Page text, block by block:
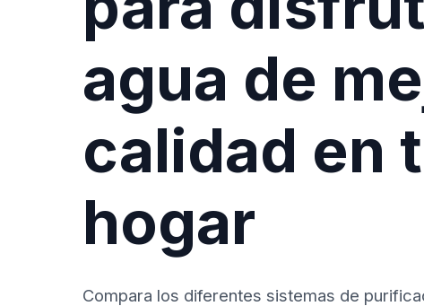
agua de
calidad en
hogar
Compara los diferentes sistemas de